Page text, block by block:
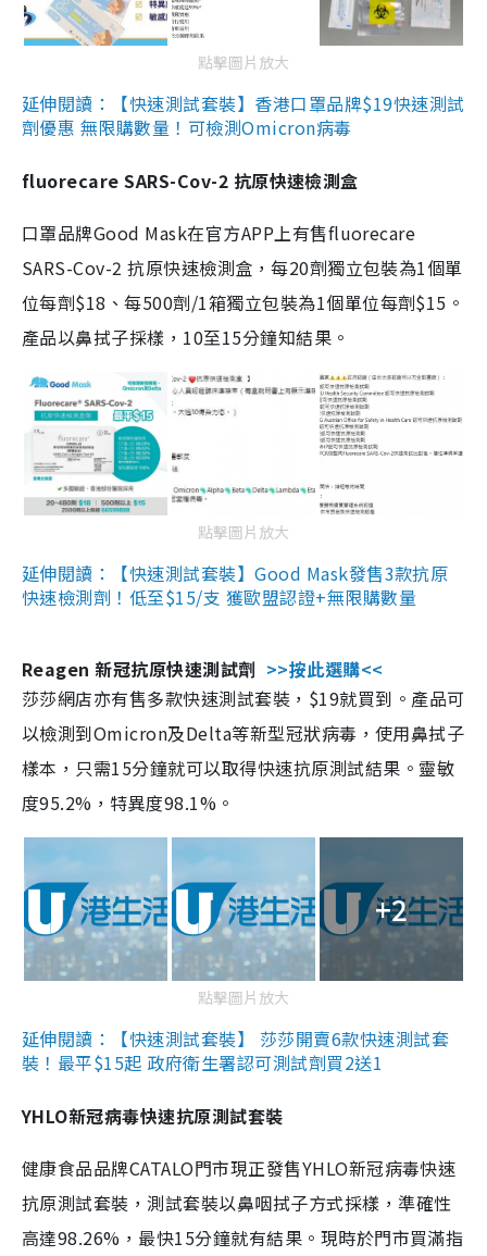
點擊圖片放大
延伸閱讀：【快速測試套裝】香港口罩品牌$19快速測試
劑優惠 無限購數量！可檢測Omicron病毒
fluorecare SARS-Cov-2 抗原快速檢測盒
口罩品牌Good Mask在官方APP上有售fluorecare
SARS-Cov-2 抗原快速檢測盒，每20劑獨立包裝為1個單
位每劑$18、每500劑/1箱獨立包裝為1個單位每劑$15。
產品以鼻拭子採樣，10至15分鐘知結果。
點擊圖片放大
延伸閱讀：【快速測試套裝】Good Mask發售3款抗原
快速檢測劑！低至$15/支 獲歐盟認證+無限購數量
Reagen 新冠抗原快速測試劑 >>按此選購<<
莎莎網店亦有售多款快速測試套裝，$19就買到。產品可
以檢測到Omicron及Delta等新型冠狀病毒，使用鼻拭子
樣本，只需15分鐘就可以取得快速抗原測試結果。靈敏
度95.2%，特異度98.1%。
+2
點擊圖片放大
延伸閱讀：【快速測試套裝】 莎莎開賣6款快速測試套
裝！最平$15起 政府衛生署認可測試劑買2送1
YHLO新冠病毒快速抗原測試套裝
健康食品品牌CATALO門市現正發售YHLO新冠病毒快速
抗原測試套裝，測試套裝以鼻咽拭子方式採樣，準確性
高達98.26%，最快15分鐘就有結果。現時於門市買滿指